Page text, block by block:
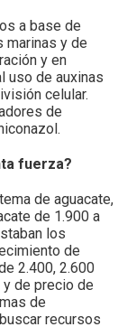
a base de
marinas y de
y en
uso de auxinas
celular.
de
fuerza?
de aguacate,
de 1.900 a
los
de
2.400, 2.600
de precio de
de
recursos